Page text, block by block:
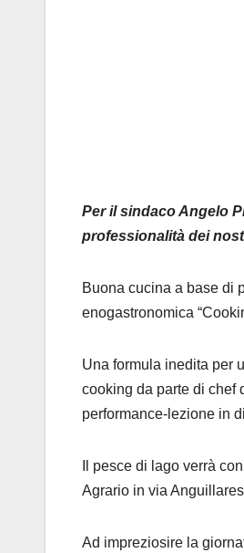
Per il sindaco Angelo
professionalità dei
Buona cucina a base di
enogastronomica
Una formula inedita per
cooking da parte di chef
performance-lezione in
Il pesce di lago verrà
Agrario in via
Ad impreziosire la